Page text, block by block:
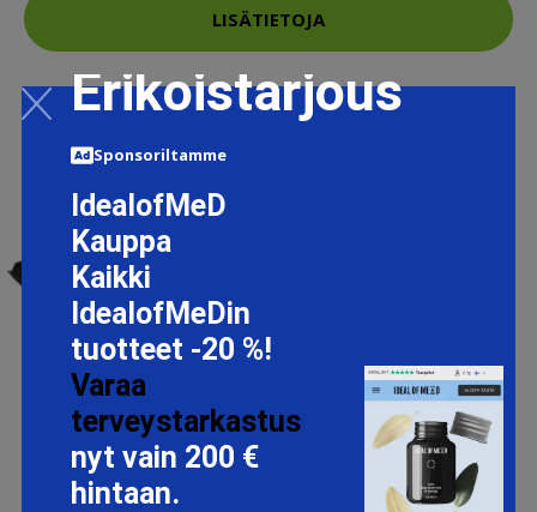
LISÄTIETOJA
Erikoistarjous
Sponsoriltamme
IdealofMeD
Kauppa
Kaikki
IdealofMeDin
tuotteet -20 %!
Varaa
terveystarkastus
nyt vain 200 €
hintaan.